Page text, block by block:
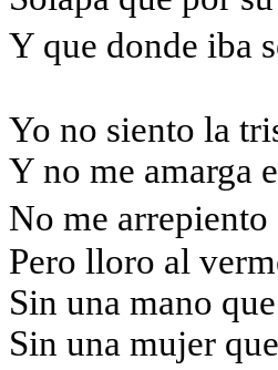
Y que donde iba
Yo no siento la
Y no me amarga
No me
Pero lloro al
Sin una mano
Sin una mujer